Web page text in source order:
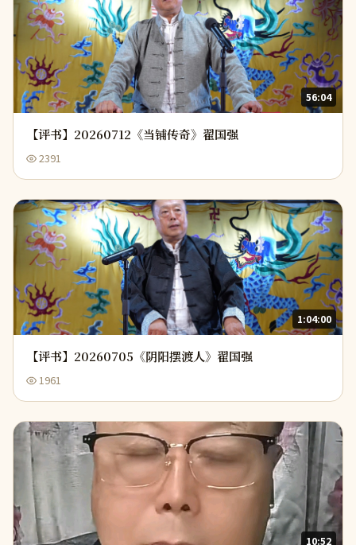
56:04
【评书】20260712《当铺传奇》翟国强
2391
1:04:00
【评书】20260705《阴阳摆渡人》翟国强
1961
10:52